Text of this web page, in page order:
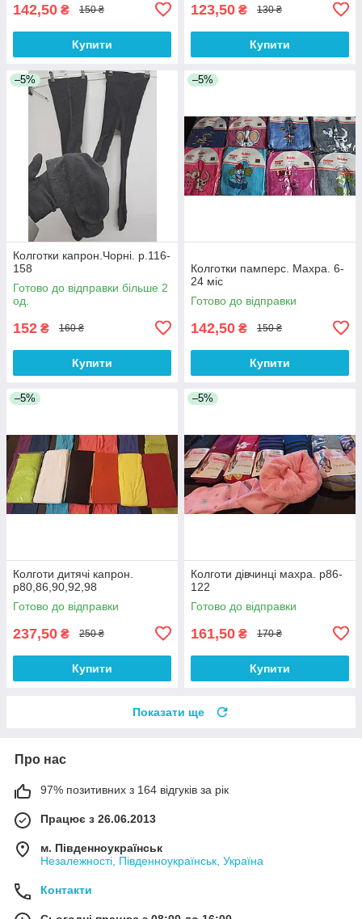
142,50 ₴ 150 ₴
Купити
123,50 ₴ 130 ₴
Купити
–5%
Колготки капрон.Чорні. р.116-
158
Готово до відправки більше 2
од.
152 ₴ 160 ₴
Купити
–5%
Колготки памперс. Махра. 6-
24 міс
Готово до відправки
142,50 ₴ 150 ₴
Купити
–5%
Колготи дитячі капрон.
р80,86,90,92,98
Готово до відправки
237,50 ₴ 250 ₴
Купити
–5%
Колготи дівчинці махра. р86-
122
Готово до відправки
161,50 ₴ 170 ₴
Купити
Показати ще
Про нас
97% позитивних з 164 відгуків за рік
Працює з 26.06.2013
м. Південноукраїнськ
Незалежності, Південноукраїнськ, Україна
Контакти